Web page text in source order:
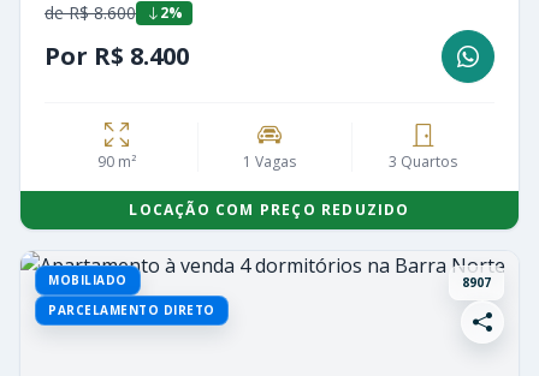
de R$ 8.600 2%
Por R$ 8.400
90 m² 1 Vagas 3 Quartos
LOCAÇÃO COM PREÇO REDUZIDO
MOBILIADO
PARCELAMENTO DIRETO
8907